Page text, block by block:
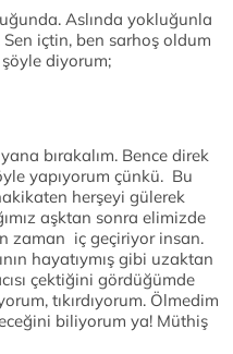
Aslında yokluğunla
içtin, ben sarhoş oldum
diyorum;
bırakalım. Bence direk
yapıyorum çünkü. Bu
herşeyi gülerek
aşktan sonra elimizde
zaman iç geçiriyor insan.
hayatıymış gibi uzaktan
çektiğini gördüğümde
tıkırdıyorum. Ölmedim
biliyorum ya! Müthiş